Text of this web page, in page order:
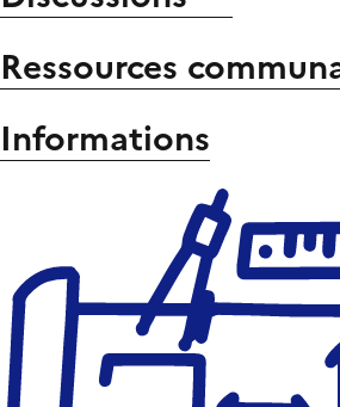
Ressources
Informations